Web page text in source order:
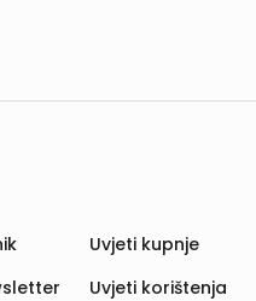
Uvjeti kupnje
Uvjeti korištenja